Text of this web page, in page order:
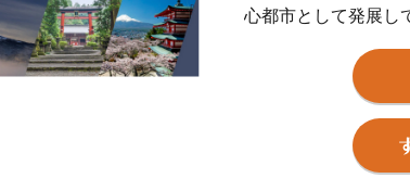
心都市として発展し
山梨県の南東部、
山の北麓に位置し
です。 古くから、
化の面影が今も残さ
また、明治以降、